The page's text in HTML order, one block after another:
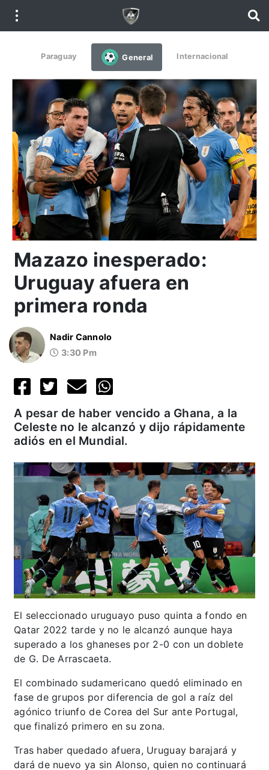
Paraguay General Internacional
Mazazo inesperado:
Uruguay afuera en
primera ronda
Nadir Cannolo
3:30 Pm
A pesar de haber vencido a Ghana, a la
Celeste no le alcanzó y dijo rápidamente
adiós en el Mundial.
El seleccionado uruguayo puso quinta a fondo en
Qatar 2022 tarde y no le alcanzó aunque haya
superado a los ghaneses por 2-0 con un doblete
de G. De Arrascaeta.
El combinado sudamericano quedó eliminado en
fase de grupos por diferencia de gol a raíz del
agónico triunfo de Corea del Sur ante Portugal,
que finalizó primero en su zona.
Tras haber quedado afuera, Uruguay barajará y
dará de nuevo ya sin Alonso, quien no continuará